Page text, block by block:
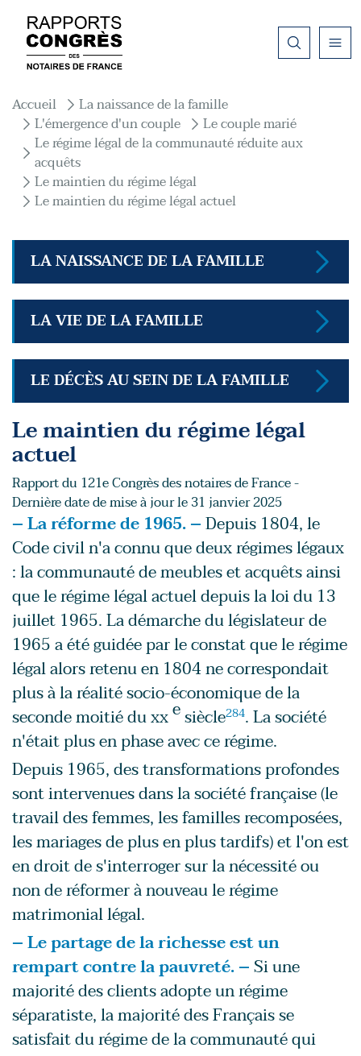
Fil d'Ariane
Accueil
La naissance de la famille
L'émergence d'un couple
Le couple marié
Le régime légal de la communauté réduite aux
acquêts
Le maintien du régime légal
Le maintien du régime légal actuel
LA NAISSANCE DE LA FAMILLE
LA VIE DE LA FAMILLE
LE DÉCÈS AU SEIN DE LA FAMILLE
Le maintien du régime légal
actuel
Rapport du 121e Congrès des notaires de France -
Dernière date de mise à jour le 31 janvier 2025
– La réforme de 1965. –Depuis 1804, le
Code civil n'a connu que deux régimes légaux
: la communauté de meubles et acquêts ainsi
que le régime légal actuel depuis la loi du 13
juillet 1965. La démarche du législateur de
1965 a été guidée par le constat que le régime
légal alors retenu en 1804 ne correspondait
plus à la réalité socio-économique de la
seconde moitié du xxesiècle284. La société
n'était plus en phase avec ce régime.
Depuis 1965, des transformations profondes
sont intervenues dans la société française (le
travail des femmes, les familles recomposées,
les mariages de plus en plus tardifs) et l'on est
en droit de s'interroger sur la nécessité ou
non de réformer à nouveau le régime
matrimonial légal.
– Le partage de la richesse est un
rempart contre la pauvreté. –Si une
majorité des clients adopte un régime
séparatiste, la majorité des Français se
satisfait du régime de la communauté qui